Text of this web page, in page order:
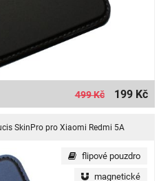
499 Kč 199 Kč
SkinPro pro Xiaomi Redmi 5A
flipové pouzdro
magnetické